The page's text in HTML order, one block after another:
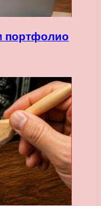
портфолио